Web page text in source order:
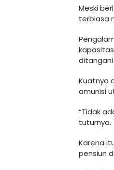
Meski
terbiasa
Kuatnya
amunisi
“Tidak
tuturnya.
Karena
pensiun